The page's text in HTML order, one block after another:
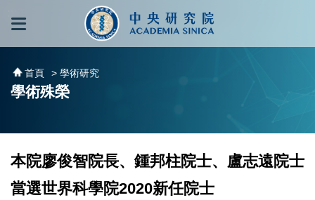
跳到主要內容區塊
首頁 > 學術研究
學術殊榮
本院廖俊智院長、鍾邦柱院士、盧志遠院士
當選世界科學院2020新任院士